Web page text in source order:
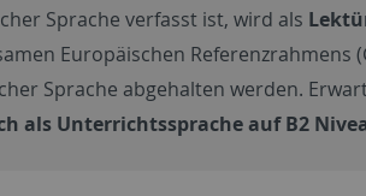
Sprache verfasst ist, wird als
Europäischen Referenzrahmens
Sprache abgehalten werden.
als Unterrichtssprache auf B2